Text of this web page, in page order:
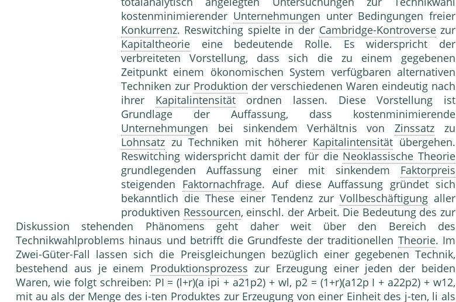
kostenminimierender Unternehmungen unter Bedingungen freier
Konkurrenz. Reswitching spielte in der Cambridge-Kontroversezur
Kapitaltheorie eine bedeutende Rolle. Es widerspricht der
verbreiteten Vorstellung, dass sich die zu einem gegebenen
Zeitpunkt einem ökonomischen System verfügbaren alternativen
Techniken zur Produktion der verschiedenen Waren eindeutig nach
ihrer Kapitalintensitätordnen lassen. Diese Vorstellung ist
Grundlage der Auffassung, dass kostenminimierende
Unternehmungen bei sinkendem Verhältnis vonZinssatz zu
Lohnsatz zu Techniken mit höherer Kapitalintensität übergehen.
Reswitching widerspricht damit der für die Neoklassische Theorie
grundlegenden Auffassung einer mit sinkendem Faktorpreis
steigenden Faktornachfrage. Auf diese Auffassung gründet sich
bekanntlich die These einer Tendenz zur Vollbeschäftigung aller
produktiven Ressourcen, einschl. der Arbeit. Die Bedeutung des zur
Diskussion stehenden Phänomens geht daher weit über den Bereich des
Technikwahlproblems hinaus und betrifft die Grundfeste der traditionellen Theorie. Im
Zwei-Güter-Fall lassen sich die Preisgleichungen bezüglich einer gegebenen Technik,
bestehend aus je einem Produktionsprozess zur Erzeugung einer jeden der beiden
Waren, wie folgt schreiben: PI = (l+r)(a ipi + a21p2) + wl, p2 = (1+r)(a12p I + a22p2) + w12,
mit au als der Menge des i-ten Produktes zur Erzeugung von einer Einheit des j-ten, li als